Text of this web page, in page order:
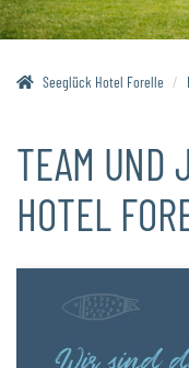
Seeglück Hotel Forelle
TEAM UND
HOTEL